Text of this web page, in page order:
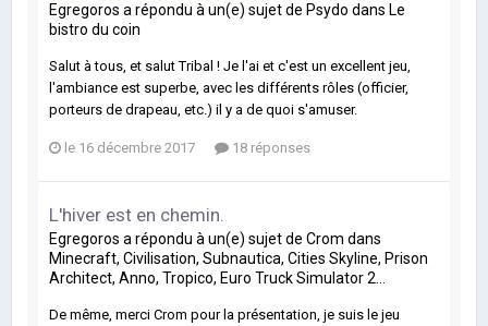
Egregoros a répondu à un(e) sujet de Psydo dans Le
bistro du coin
Salut à tous, et salut Tribal ! Je l'ai et c'est un excellent jeu,
l'ambiance est superbe, avec les différents rôles (officier,
porteurs de drapeau, etc.) il y a de quoi s'amuser.
le 16 décembre 2017 18 réponses
L'hiver est en chemin.
Egregoros a répondu à un(e) sujet de Crom dans
Minecraft, Civilisation, Subnautica, Cities Skyline, Prison
Architect, Anno, Tropico, Euro Truck Simulator 2...
De même, merci Crom pour la présentation, je suis le jeu